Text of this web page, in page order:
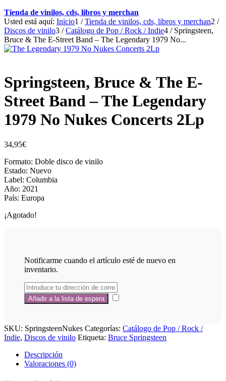
Tienda de vinilos, cds, libros y merchan
Usted está aquí: Inicio1 / Tienda de vinilos, cds, libros y merchan2 /
Discos de vinilo3 / Catálogo de Pop / Rock / Indie4 / Springsteen,
Bruce & The E-Street Band – The Legendary 1979 No...
Springsteen, Bruce & The E-
Street Band – The Legendary
1979 No Nukes Concerts 2Lp
34,95€
Formato: Doble disco de vinilo
Estado: Nuevo
Label: Columbia
Año: 2021
País: Europa
¡Agotado!
Notificarme cuando el artículo esté de nuevo en
inventario.
SKU: SpringsteenNukes Categorías: Catálogo de Pop / Rock /
Indie, Discos de vinilo Etiqueta: Bruce Springsteen
Descripción
Valoraciones (0)